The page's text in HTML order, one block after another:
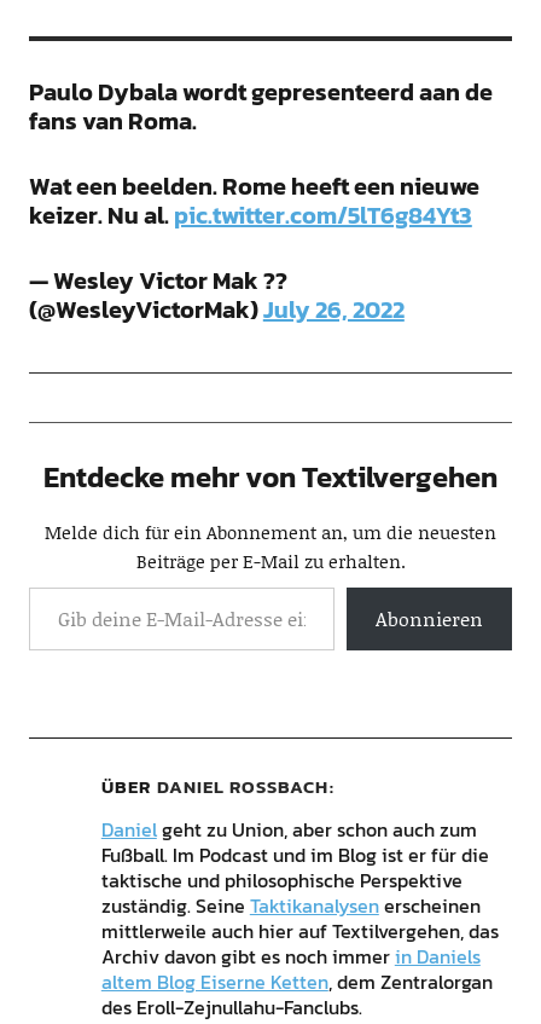
Paulo Dybala wordt gepresenteerd aan de
fans van Roma.
Wat een beelden. Rome heeft een nieuwe
keizer. Nu al.pic.twitter.com/5lT6g84Yt3
— Wesley Victor Mak ??
(@WesleyVictorMak)July 26, 2022
Entdecke mehr von Textilvergehen
Melde dich für ein Abonnement an, um die neuesten
Beiträge per E-Mail zu erhalten.
Abonnieren
ÜBER DANIEL ROSSBACH
Danielgeht zu Union, aber schon auch zum
Fußball. Im Podcast und im Blog ist er für die
taktische und philosophische Perspektive
zuständig. Seine Taktikanalysenerscheinen
mittlerweile auch hier auf Textilvergehen, das
Archiv davon gibt es noch immerin Daniels
altem Blog Eiserne Ketten, dem Zentralorgan
des Eroll-Zejnullahu-Fanclubs.